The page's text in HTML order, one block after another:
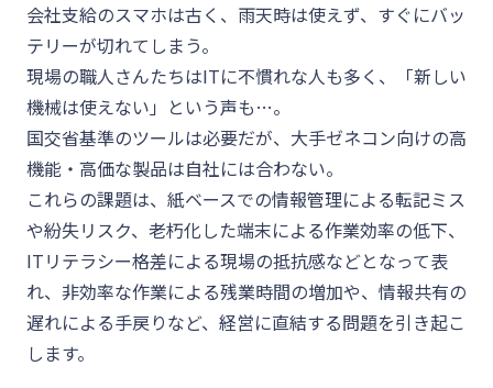
会社支給のスマホは古く、雨天時は使えず、すぐにバッ
テリーが切れてしまう。
現場の職人さんたちはITに不慣れな人も多く、「新しい
機械は使えない」という声も…。
国交省基準のツールは必要だが、大手ゼネコン向けの高
機能・高価な製品は自社には合わない。
これらの課題は、紙ベースでの情報管理による転記ミス
や紛失リスク、老朽化した端末による作業効率の低下、
ITリテラシー格差による現場の抵抗感などとなって表
れ、非効率な作業による残業時間の増加や、情報共有の
遅れによる手戻りなど、経営に直結する問題を引き起こ
します。